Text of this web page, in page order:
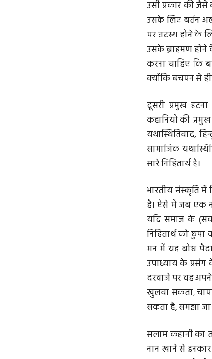
उसी प्रकार की
उसके लिए बर्तन
पर तटस्थ होने के
उसके ब्राहमण होने
करना चाहिए कि
क्योंकि बचपन से ही
दूसरी प्रमुख हटना
कहानियों की
यथास्थितिवाद,
सामाजिक
सारे निहितार्थ है।
भारतीय संस्कृति में
है। ऐसे में जब एक
यदि समाज के
निहितार्थ को
मन में यह बोध
उपाध्याय के
दरवाजे पर वह
खुलवा सकता,
सकता है, समझा
सलाम कहानी का
नान खाने से